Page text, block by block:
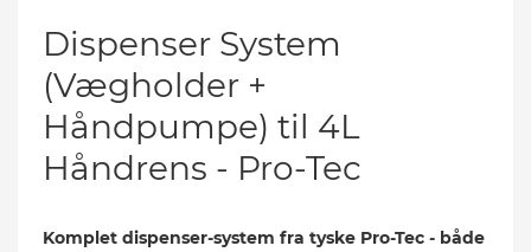
Dispenser System
(Vægholder +
Håndpumpe) til 4L
Håndrens - Pro-Tec
Komplet dispenser-system fra tyske Pro-Tec - både